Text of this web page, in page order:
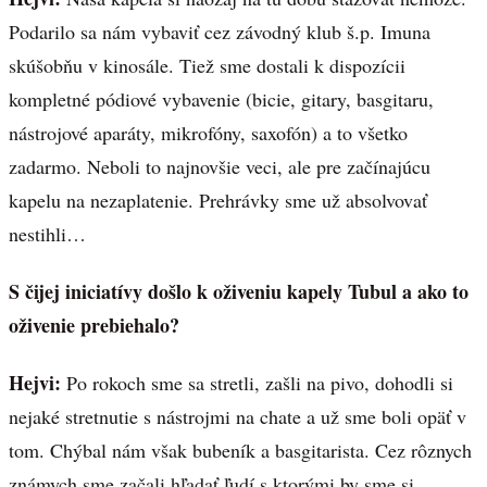
Podarilo sa nám vybaviť cez závodný klub š.p. Imuna
skúšobňu v kinosále. Tiež sme dostali k dispozícii
kompletné pódiové vybavenie (bicie, gitary, basgitaru,
nástrojové aparáty, mikrofóny, saxofón) a to všetko
zadarmo. Neboli to najnovšie veci, ale pre začínajúcu
kapelu na nezaplatenie. Prehrávky sme už absolvovať
nestihli…
S čijej iniciatívy došlo k oživeniu kapely Tubul a ako to
oživenie prebiehalo?
Hejvi: Po rokoch sme sa stretli, zašli na pivo, dohodli si
nejaké stretnutie s nástrojmi na chate a už sme boli opäť v
tom. Chýbal nám však bubeník a basgitarista. Cez rôznych